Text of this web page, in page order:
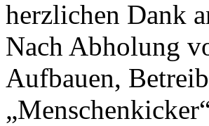
herzlichen Dank
Nach Abholung
Aufbauen,